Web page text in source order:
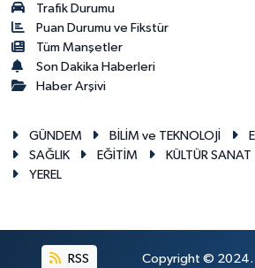
Trafik Durumu
Puan Durumu ve Fikstür
Tüm Manşetler
Son Dakika Haberleri
Haber Arşivi
GÜNDEM BİLİM ve TEKNOLOJİ
SAĞLIK
EĞİTİM KÜLTÜR SANAT
YEREL
RSS Copyright © 2024.